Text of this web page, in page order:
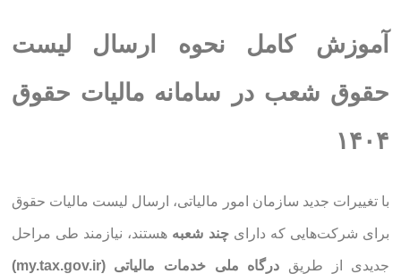
آموزش کامل نحوه ارسال لیست
حقوق شعب در سامانه مالیات حقوق
۱۴۰۴
با تغییرات جدید سازمان امور مالیاتی، ارسال لیست مالیات حقوق
برای شرکت‌هایی که دارایچند شعبه هستند، نیازمند طی مراحل
جدیدی از طریق درگاه ملی خدمات مالیاتی (my.tax.gov.ir)